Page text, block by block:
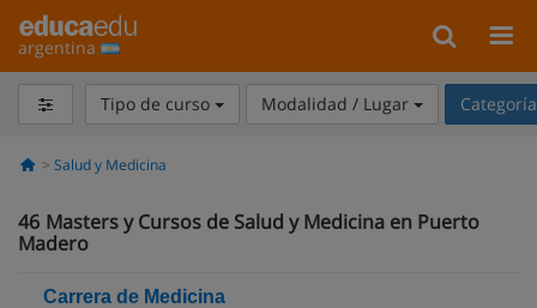
argentina
Tipo de curso Modalidad / Lugar
Salud y Medicina
46 Masters y Cursos de Salud y Medicina en Puerto
Madero
Carrera de Medicina